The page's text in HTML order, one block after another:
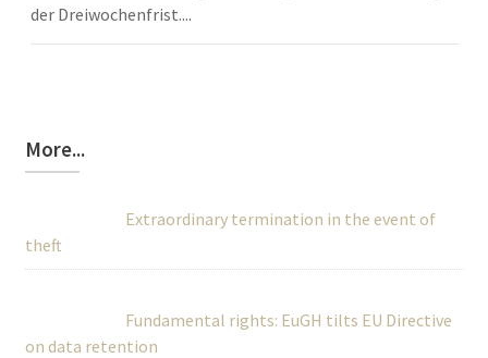
der Dreiwochenfrist....
More...
Extraordinary termination in the event of
theft
Fundamental rights: EuGH tilts EU Directive
on data retention